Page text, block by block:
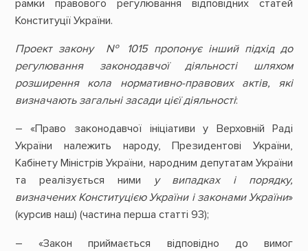
рамки правового регулювання відповідних статей
Конституції України.
Проект закону № 1015 пропонує інший підхід до
регулювання законодавчої діяльності шляхом
розширення кола нормативно-правових актів, які
визначають загальні засади цієї діяльності:
– «Право законодавчої ініціативи у Верховній Раді
України належить народу, Президентові України,
Кабінету Міністрів України, народним депутатам України
та реалізується ними
у випадках і порядку,
визначених Конституцією України і законами України»
(курсив наш) (частина перша статті 93);
– «Закон приймається відповідно до вимог